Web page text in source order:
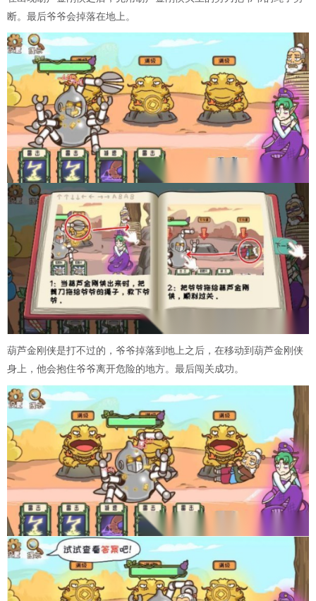
断。最后爷爷会掉落在地上。
葫芦金刚侠是打不过的，爷爷掉落到地上之后，在移动到葫芦金刚侠
身上，他会抱住爷爷离开危险的地方。最后闯关成功。